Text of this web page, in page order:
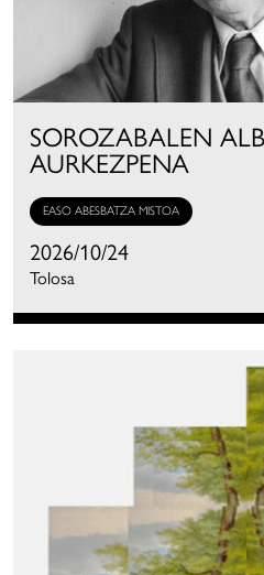
SOROZABALEN
AURKEZPENA
EASO ABESBATZA MISTOA
2026/10/24
Tolosa